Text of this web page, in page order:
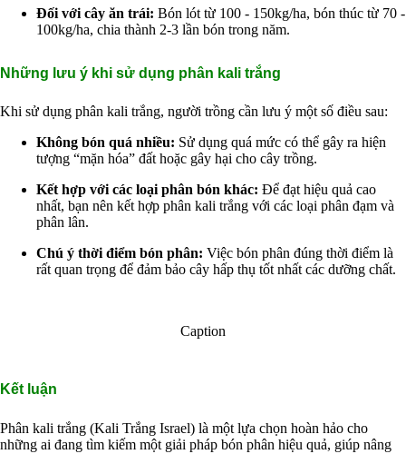
Đối với cây ăn trái: Bón lót từ 100 - 150kg/ha, bón thúc từ 70 -
100kg/ha, chia thành 2-3 lần bón trong năm.
Những lưu ý khi sử dụng phân kali trắng
Khi sử dụng phân kali trắng, người trồng cần lưu ý một số điều sau:
Không bón quá nhiều: Sử dụng quá mức có thể gây ra hiện
tượng “mặn hóa” đất hoặc gây hại cho cây trồng.
Kết hợp với các loại phân bón khác: Để đạt hiệu quả cao
nhất, bạn nên kết hợp phân kali trắng với các loại phân đạm và
phân lân.
Chú ý thời điểm bón phân: Việc bón phân đúng thời điểm là
rất quan trọng để đảm bảo cây hấp thụ tốt nhất các dưỡng chất.
Caption
Kết luận
Phân kali trắng (Kali Trắng Israel) là một lựa chọn hoàn hảo cho
những ai đang tìm kiếm một giải pháp bón phân hiệu quả, giúp nâng